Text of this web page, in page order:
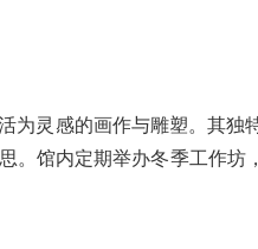
为灵感的画作与雕塑。其独
馆内定期举办冬季工作坊